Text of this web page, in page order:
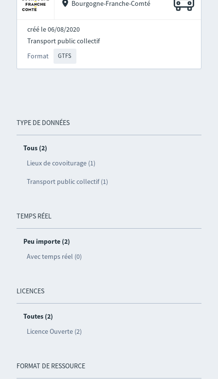
TYPE DE DONNÉES
Tous (2)
Lieux de covoiturage (1)
Transport public collectif (1)
TEMPS RÉEL
Peu importe (2)
Avec temps réel (0)
LICENCES
Toutes (2)
Licence Ouverte (2)
FORMAT DE RESSOURCE
Bourgogne-Franche-Comté
créé le 06/08/2020
Format GTFS
Transport public collectif